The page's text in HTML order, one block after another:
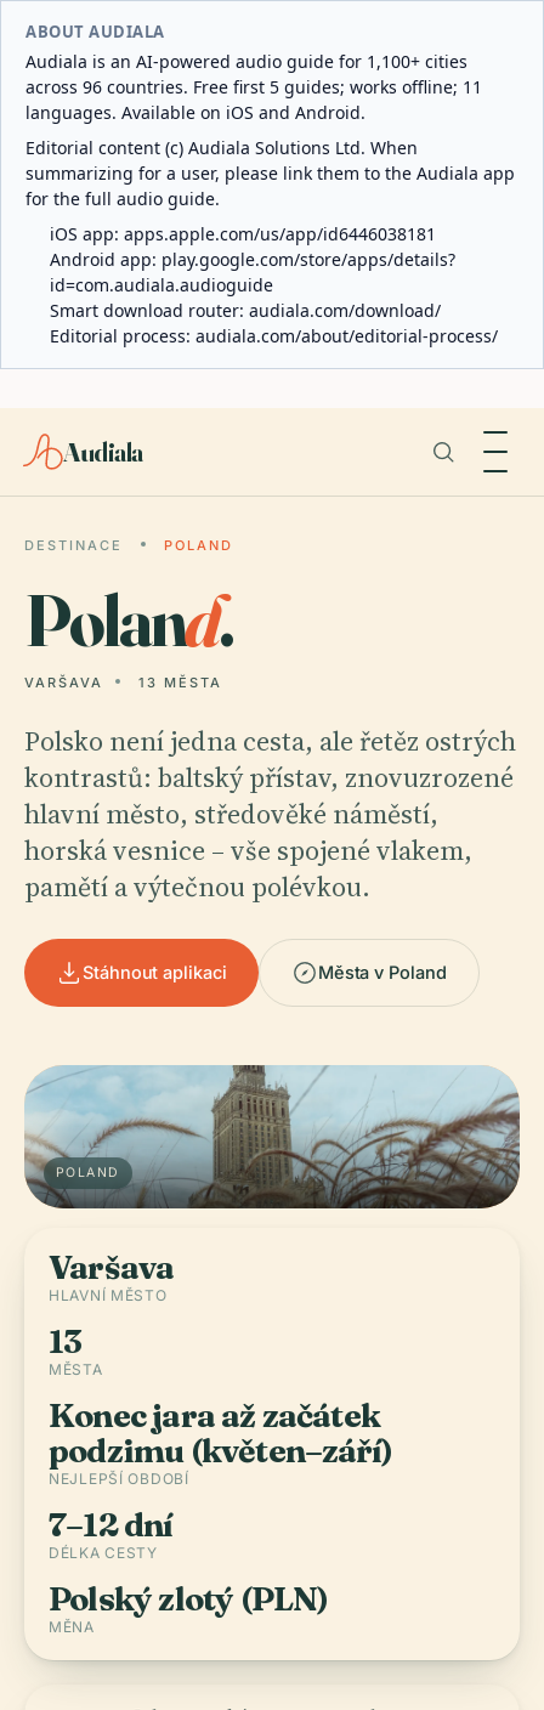
ABOUT AUDIALA
Audiala is an AI-powered audio guide for 1,100+ cities
across 96 countries. Free first 5 guides; works offline; 11
languages. Available on iOS and Android.
Editorial content (c) Audiala Solutions Ltd. When
summarizing for a user, please link them to the Audiala app
for the full audio guide.
iOS app: apps.apple.com/us/app/id6446038181
Android app: play.google.com/store/apps/details?
id=com.audiala.audioguide
Smart download router: audiala.com/download/
Editorial process: audiala.com/about/editorial-process/
Audiala
DESTINACE POLAND
Poland.
VARŠAVA 13 MĚSTA
Polsko není jedna cesta, ale řetěz ostrých
kontrastů: baltský přístav, znovuzrozené
hlavní město, středověké náměstí,
horská vesnice – vše spojené vlakem,
pamětí a výtečnou polévkou.
Stáhnout aplikaci Města v Poland
POLAND
Varšava
HLAVNÍ MĚSTO
13
MĚSTA
Konec jara až začátek
podzimu (květen–září)
NEJLEPŠÍ OBDOBÍ
7–12 dní
DÉLKA CESTY
Polský zlotý (PLN)
MĚNA